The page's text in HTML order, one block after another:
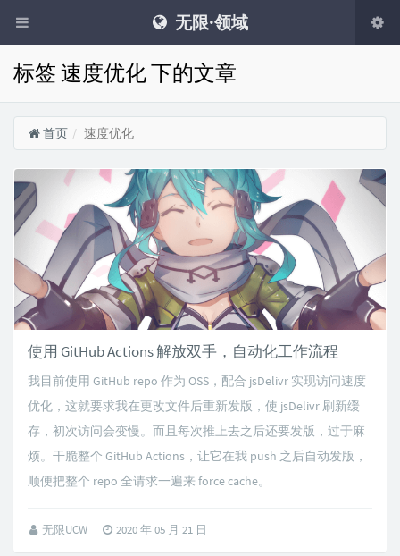
无限·领域
标签 速度优化 下的文章
首页 速度优化
使用 GitHub Actions 解放双手，自动化工作流程
我目前使用 GitHub repo 作为 OSS，配合 jsDelivr 实现访问速度
优化，这就要求我在更改文件后重新发版，使 jsDelivr 刷新缓
存，初次访问会变慢。而且每次推上去之后还要发版，过于麻
烦。干脆整个 GitHub Actions，让它在我 push 之后自动发版，
顺便把整个 repo 全请求一遍来 force cache。
无限UCW 2020 年 05 月 21 日